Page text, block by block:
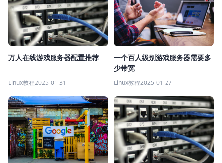
万人在线游戏服务器配置推荐
Linux教程2025-01-31
一个百人级别游戏服务器需要多
少带宽
Linux教程2025-01-27